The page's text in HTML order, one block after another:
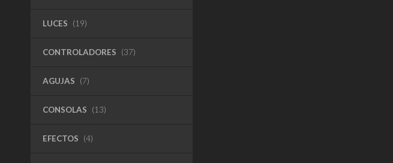
LUCES (19)
CONTROLADORES (37)
AGUJAS (7)
CONSOLAS (13)
EFECTOS (4)